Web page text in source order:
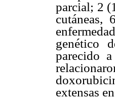
parcial; 2
genético
parecido
extensas